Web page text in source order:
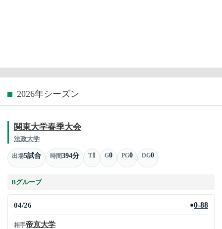
2026年シーズン
関東大学春季大会
法政大学
出場5試合 時間394分 T1 G0 PG0 DG0
Bグループ
04/26 ●0-88
相手帝京大学